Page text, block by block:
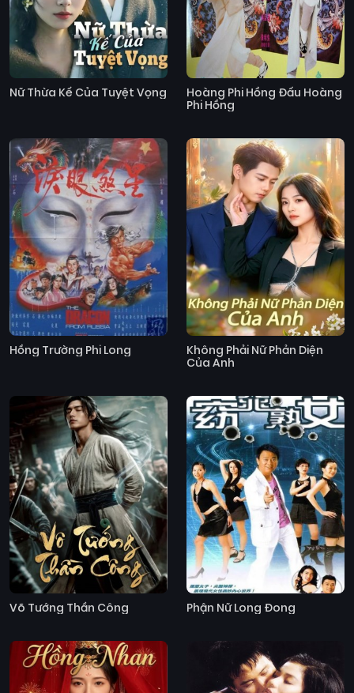
Nữ Thừa Kế Của Tuyệt Vọng
Hoàng Phi Hồng Đấu Hoàng
Phi Hồng
Hồng Trường Phi Long
Không Phải Nữ Phản Diện
Của Anh
Võ Tướng Thần Công Phận Nữ Long Đong